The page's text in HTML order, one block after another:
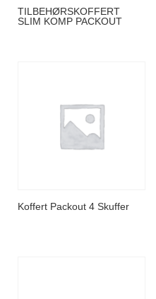
TILBEHØRSKOFFERT
SLIM KOMP PACKOUT
Koffert Packout 4 Skuffer